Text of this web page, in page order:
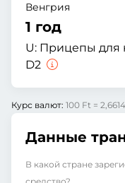
Венгрия
1 год
U: Прицепы для
D2
Курс валют: 100 Ft =
Данные
В какой стране